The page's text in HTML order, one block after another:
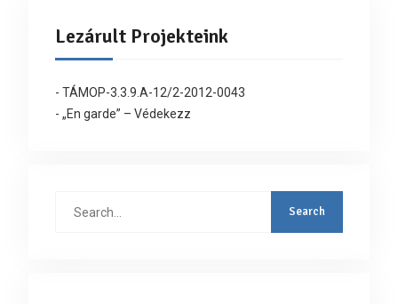
Lezárult Projekteink
- TÁMOP-3.3.9.A-12/2-2012-0043
- „En garde” – Védekezz